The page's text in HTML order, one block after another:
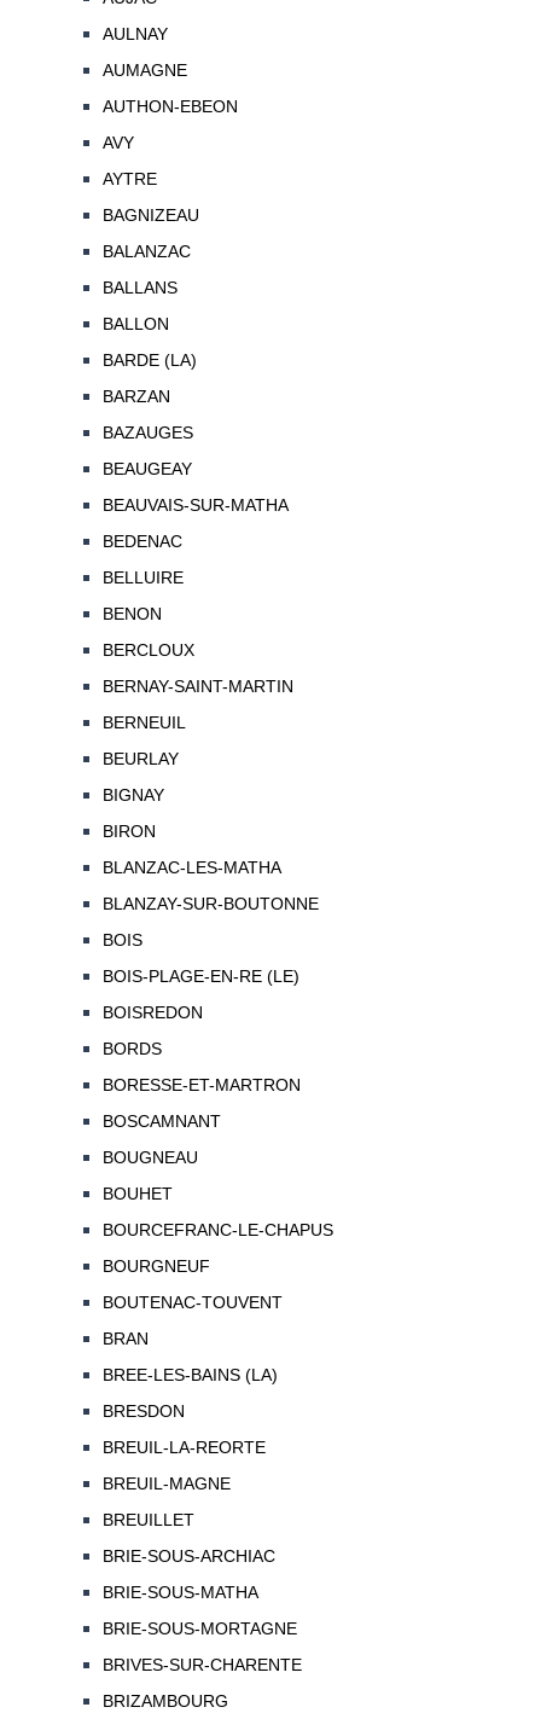
AULNAY
AUMAGNE
AUTHON-EBEON
AVY
AYTRE
BAGNIZEAU
BALANZAC
BALLANS
BALLON
BARDE (LA)
BARZAN
BAZAUGES
BEAUGEAY
BEAUVAIS-SUR-MATHA
BEDENAC
BELLUIRE
BENON
BERCLOUX
BERNAY-SAINT-MARTIN
BERNEUIL
BEURLAY
BIGNAY
BIRON
BLANZAC-LES-MATHA
BLANZAY-SUR-BOUTONNE
BOIS
BOIS-PLAGE-EN-RE (LE)
BOISREDON
BORDS
BORESSE-ET-MARTRON
BOSCAMNANT
BOUGNEAU
BOUHET
BOURCEFRANC-LE-CHAPUS
BOURGNEUF
BOUTENAC-TOUVENT
BRAN
BREE-LES-BAINS (LA)
BRESDON
BREUIL-LA-REORTE
BREUIL-MAGNE
BREUILLET
BRIE-SOUS-ARCHIAC
BRIE-SOUS-MATHA
BRIE-SOUS-MORTAGNE
BRIVES-SUR-CHARENTE
BRIZAMBOURG